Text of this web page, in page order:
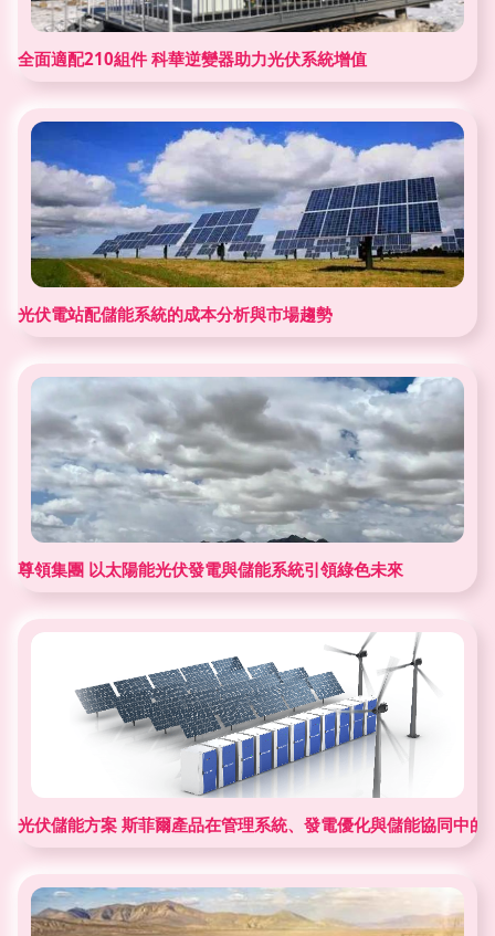
全面適配210組件 科華逆變器助力光伏系統增值
光伏電站配儲能系統的成本分析與市場趨勢
尊領集團 以太陽能光伏發電與儲能系統引領綠色未來
光伏儲能方案 斯菲爾產品在管理系統、發電優化與儲能協同中的